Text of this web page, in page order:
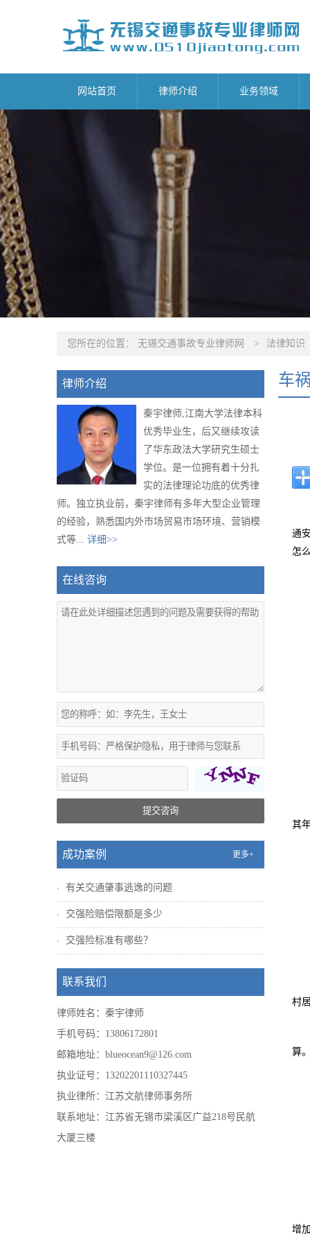
网站首页 律师介绍 业务领域
您所在的位置： 无锡交通事故专业律师网 > 法律知识
律师介绍
秦宇律师,江南大学法律本科
优秀毕业生，后又继续攻读
了华东政法大学研究生硕士
学位。是一位拥有着十分扎
实的法律理论功底的优秀律
师。独立执业前，秦宇律师有多年大型企业管理
的经验，熟悉国内外市场贸易市场环境、营销模
式等... 详细>>
在线咨询
提交咨询
成功案例 更多+
有关交通肇事逃逸的问题
交强险赔偿限额是多少
交强险标准有哪些？
联系我们
律师姓名：秦宇律师
手机号码：13806172801
邮箱地址：blueocean9@126.com
执业证号：13202201110327445
执业律所：江苏文航律师事务所
联系地址：江苏省无锡市梁溪区广益218号民航
大厦三楼
车
通
怎
其
村
算
增